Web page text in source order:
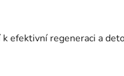
efektivní regeneraci a